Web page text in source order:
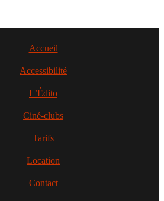
Accueil
Accessibilité
L’Édito
Ciné-clubs
Tarifs
Location
Contact